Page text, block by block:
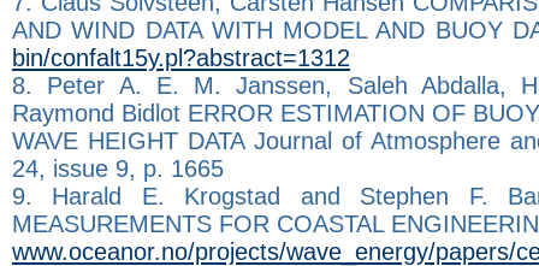
AND WIND DATA WITH MODEL AND BUOY
bin/confalt15y.pl?abstract=1312
8. Peter A. E. M. Janssen, Saleh Abdalla,
Raymond Bidlot ERROR ESTIMATION OF
WAVE HEIGHT DATA Journal of Atmosphere
24, issue 9, p. 1665
9. Harald E. Krogstad and Stephen F.
MEASUREMENTS FOR COASTAL
www.oceanor.no/projects/wave_energy/papers/